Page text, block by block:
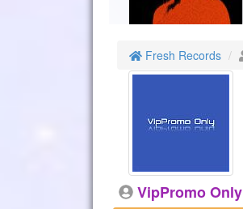
Fresh Records
VipPromo Only